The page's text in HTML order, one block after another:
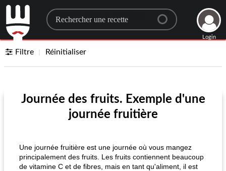
Search for a recipe
Login
Filtre Réinitialiser
Journée des fruits. Exemple d'une
journée fruitière
Une journée fruitière est une journée où vous mangez
principalement des fruits. Les fruits contiennent beaucoup
de vitamine C et de fibres, mais en tant qu'aliment, il est